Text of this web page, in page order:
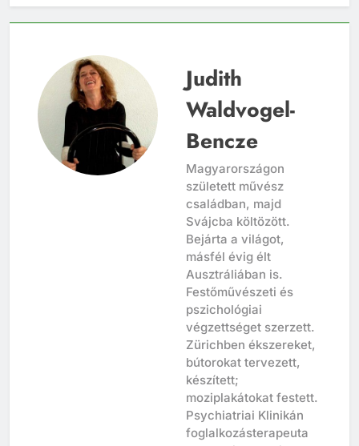
Judith
Waldvogel-
Bencze
Magyarországon
született művész
családban, majd
Svájcba költözött.
Bejárta a világot,
másfél évig élt
Ausztráliában is.
Festőművészeti és
pszichológiai
végzettséget szerzett.
Zürichben ékszereket,
bútorokat tervezett,
készített;
moziplakátokat festett.
Psychiatriai Klinikán